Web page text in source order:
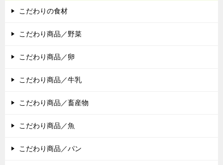
こだわりの食材
こだわり商品／野菜
こだわり商品／卵
こだわり商品／牛乳
こだわり商品／畜産物
こだわり商品／魚
こだわり商品／パン